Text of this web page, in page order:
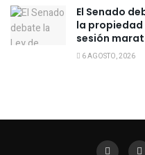
El Senado
la propiedad
sesión
6 AGOSTO, 2026